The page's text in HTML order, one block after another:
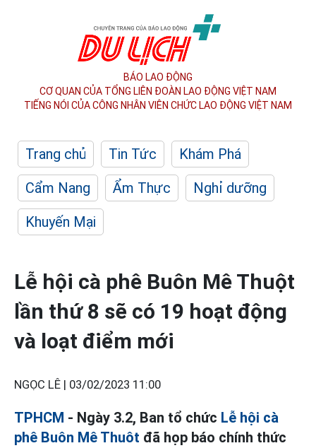
BÁO LAO ĐỘNG
CƠ QUAN CỦA TỔNG LIÊN ĐOÀN LAO ĐỘNG VIỆT NAM
TIẾNG NÓI CỦA CÔNG NHÂN VIÊN CHỨC LAO ĐỘNG VIỆT NAM
Trang chủ Tin Tức
Khám Phá
Cẩm Nang
Ẩm Thực
Nghỉ dưỡng
Khuyến Mại
Lễ hội cà phê Buôn Mê Thuột
lần thứ 8 sẽ có 19 hoạt động
và loạt điểm mới
NGỌC LÊ | 03/02/2023 11:00
TPHCM - Ngày 3.2, Ban tổ chức Lễ hội cà
phê Buôn Mê Thuôt đã họp báo chính thức